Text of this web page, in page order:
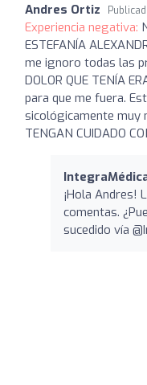
Andres Ortiz
Experiencia negativa:
ESTEFANÍA
me ignoro todas las
DOLOR QUE TENÍA
para que me fuera.
sicológicamente muy
TENGAN CUIDADO
¡Hola Andres!
comentas.
sucedido vía